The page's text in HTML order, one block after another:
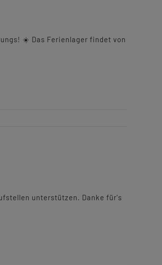
☀️ Das Ferienlager findet von
unterstützen. Danke für's